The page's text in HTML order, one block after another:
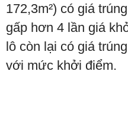
172,3m²) có giá
gấp hơn 4 lần giá
lô còn lại có giá
với mức khởi điểm.